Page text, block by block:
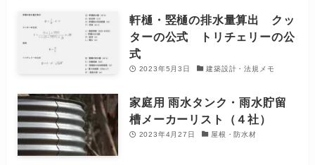
軒樋・竪樋の排水量算出 クッ
ターの公式 トリチェリーの公
式
2023年5月3日 建築設計・法規メモ
家庭用 雨水タンク・雨水貯留
槽メーカーリスト（４社）
2023年4月27日 屋根・防水材